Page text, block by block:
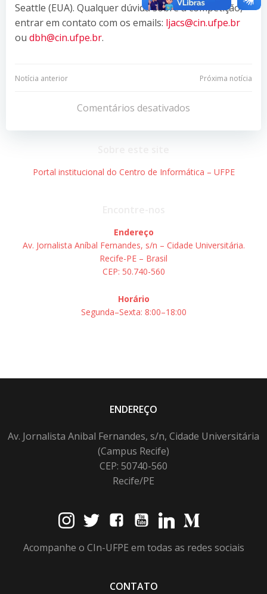
Seattle (EUA). Qualquer dúvida sobre a competição,
entrar em contato com os emails: ljacs@cin.ufpe.br
ou dbh@cin.ufpe.br.
Navegação
Post
Notícia anterior
Navegação
de
Post
Próxima notícia
Comentários desativados
Portal institucional do Centro de Informática – UFPE
Endereço
Av. Jornalista Aníbal Fernandes, s/n – Cidade Universitária.
Recife-PE – Brasil
CEP: 50.740-560
Horário
Segunda–Sexta: 8:00–18:00
ENDEREÇO
Av. Jornalista Anibal Fernandes, s/n, Cidade Universitária
(Campus Recife)
CEP: 50740-560
Recife/PE
Acompanhe o CIn-UFPE em todas as redes sociais
CONTATO